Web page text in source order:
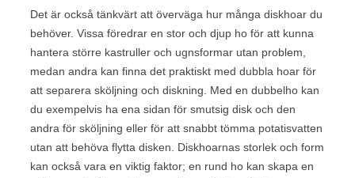
Det är också tänkvärt att överväga hur många diskhoar du
behöver. Vissa föredrar en stor och djup ho för att kunna
hantera större kastruller och ugnsformar utan problem,
medan andra kan finna det praktiskt med dubbla hoar för
att separera sköljning och diskning. Med en dubbelho kan
du exempelvis ha ena sidan för smutsig disk och den
andra för sköljning eller för att snabbt tömma potatisvatten
utan att behöva flytta disken. Diskhoarnas storlek och form
kan också vara en viktig faktor; en rund ho kan skapa en